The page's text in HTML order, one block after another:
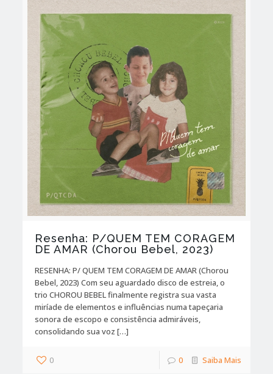
Resenha: P/QUEM TEM CORAGEM
DE AMAR (Chorou Bebel, 2023)
RESENHA: P/ QUEM TEM CORAGEM DE AMAR (Chorou
Bebel, 2023) Com seu aguardado disco de estreia, o
trio CHOROU BEBEL finalmente registra sua vasta
miríade de elementos e influências numa tapeçaria
sonora de escopo e consistência admiráveis,
consolidando sua voz […]
0 0 Saiba Mais